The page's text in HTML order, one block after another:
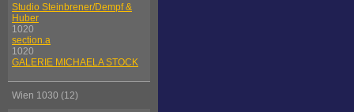
Studio Steinbrener/Dempf &
Huber
1020
section.a
1020
GALERIE MICHAELA STOCK
Wien 1030 (12)